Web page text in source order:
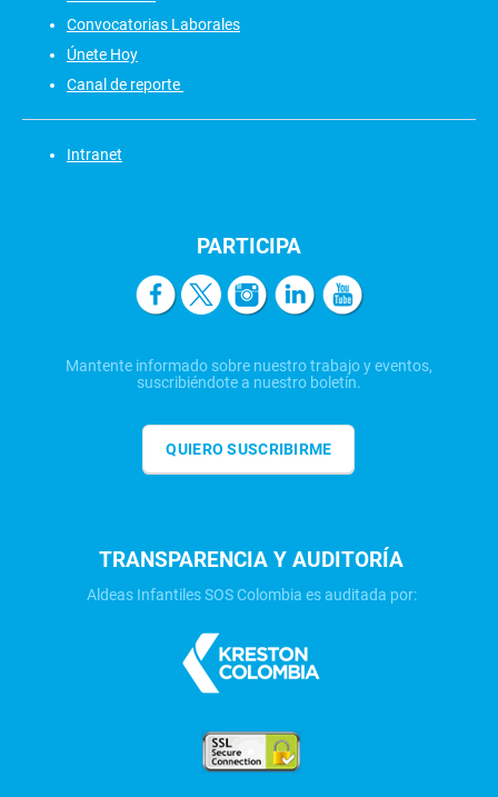
Convocatorias Laborales
Únete Hoy
Canal de reporte
Intranet
PARTICIPA
Mantente informado sobre nuestro trabajo y eventos,
suscribiéndote a nuestro boletín.
QUIERO SUSCRIBIRME
TRANSPARENCIA Y AUDITORÍA
Aldeas Infantiles SOS Colombia es auditada por: